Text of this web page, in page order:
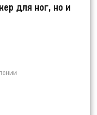
для ног, но и